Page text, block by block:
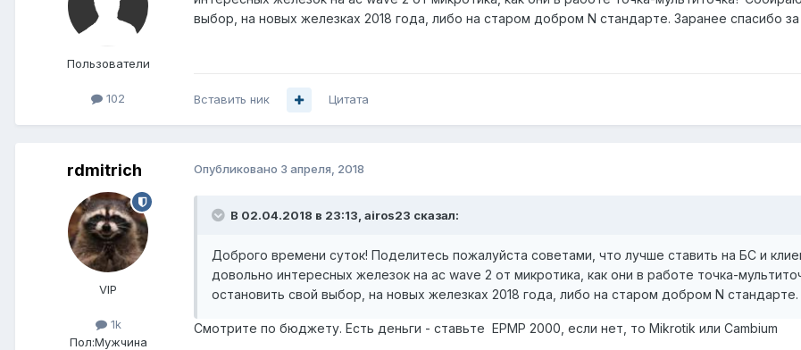
Пользователи
102
выбор, на новых железках 2018 года, либо на старом добром N стандарте. Заранее спасибо
Вставить ник Цитата
rdmitrich
VIP
1k
Пол:Мужчина
Опубликовано 3 апреля, 2018
В 02.04.2018 в 23:13, airos23 сказал:
Доброго времени суток! Поделитесь пожалуйста советами, что лучше ставить на БС и
довольно интересных железок на ac wave 2 от микротика, как они в работе точка-
остановить свой выбор, на новых железках 2018 года, либо на старом добром N
Смотрите по бюджету. Есть деньги - ставьте EPMP 2000, если нет, то Mikrotik или Cambium